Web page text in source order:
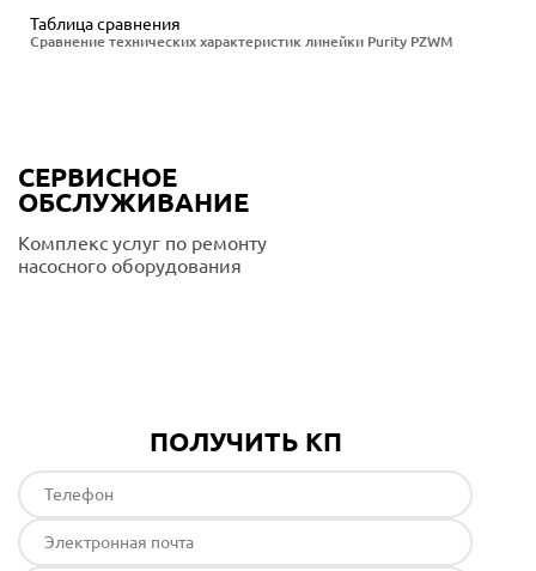
Сравнение технических характеристик линейки Purity PZWM
Таблица сравнения
СЕРВИСНОЕ
ОБСЛУЖИВАНИЕ
Комплекс услуг по ремонту
насосного оборудования
ПОЛУЧИТЬ КП